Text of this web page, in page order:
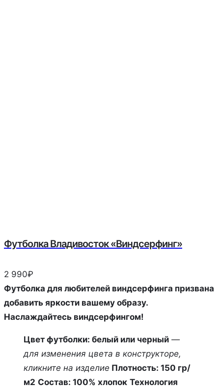
Футболка Владивосток «Виндсерфинг»
2 990₽
Футболка для любителей виндсерфинга призвана
добавить яркости вашему образу.
Наслаждайтесь виндсерфингом!
Цвет футболки: белый или черный —
для изменения цвета в конструкторе,
кликните на изделие Плотность: 150 гр/
м2 Состав: 100% хлопок Технология